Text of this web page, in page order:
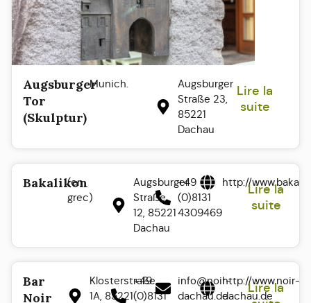
Augsburger
Tor
(Skulptur)
Munich.
Augsburger
Straße 23,
85221
Dachau
Lire la
suite
Bakalikon
(en
grec)
Augsburger
Straße
12, 85221
Dachau
+49
(0)8131
4309469
http://Lire la
suite
Bar
Noir
Klosterstraße
1A, 85221
+49
(0)8131
info@noir-
dachau.de
http://www.noir-
dachau.de
Lire la